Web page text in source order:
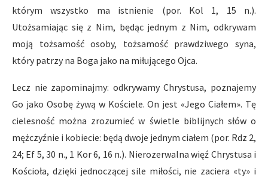
którym wszystko ma istnienie (por. Kol 1, 15 n.).
Utożsamiając się z Nim, będąc jednym z Nim, odkrywam
moją tożsamość osoby, tożsamość prawdziwego syna,
który patrzy na Boga jako na miłującego Ojca.
Lecz nie zapominajmy: odkrywamy Chrystusa, poznajemy
Go jako Osobę żywą w Kościele. On jest «Jego Ciałem». Tę
cielesność można zrozumieć w świetle biblijnych słów o
mężczyźnie i kobiecie: będą dwoje jednym ciałem (por. Rdz 2,
24; Ef 5, 30 n., 1 Kor 6, 16 n.). Nierozerwalna więź Chrystusa i
Kościoła, dzięki jednoczącej sile miłości, nie zaciera «ty» i